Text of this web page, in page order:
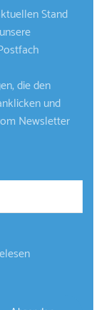
Stand
die den
und
Newsletter